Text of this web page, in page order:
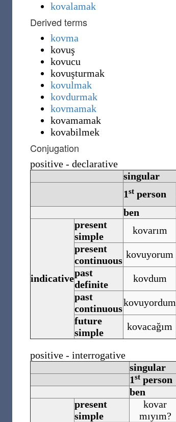
kovalamak
Derived terms
kovma
kovuş
kovucu
kovuşturmak
kovulmak
kovdurmak
kovmamak
kovamamak
kovabilmek
Conjugation
positive - declarative
singular
1st person
ben
indicative
present
simple
kovarım
present
continuous
kovuyorum
past
definite
kovdum
past
continuous
kovuyordum
future
simple
kovacağım
positive - interrogative
singular
1st person
ben
present
simple
kovar
mıyım?